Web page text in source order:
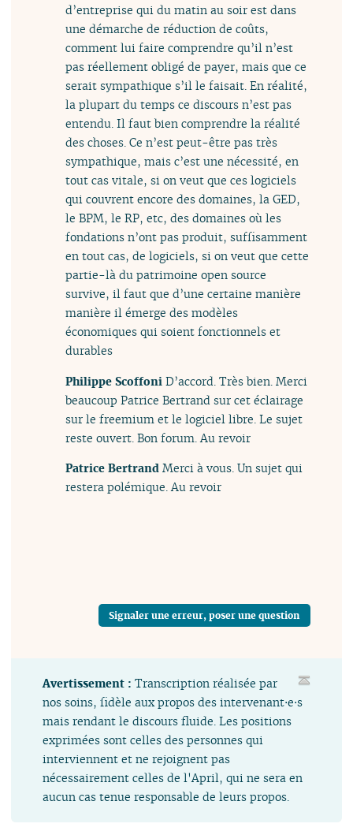
d’entreprise qui du matin au soir est dans
une démarche de réduction de coûts,
comment lui faire comprendre qu’il n’est
pas réellement obligé de payer, mais que ce
serait sympathique s’il le faisait. En réalité,
la plupart du temps ce discours n’est pas
entendu. Il faut bien comprendre la réalité
des choses. Ce n’est peut-être pas très
sympathique, mais c’est une nécessité, en
tout cas vitale, si on veut que ces logiciels
qui couvrent encore des domaines, la GED,
le BPM, le RP, etc, des domaines où les
fondations n’ont pas produit, suffisamment
en tout cas, de logiciels, si on veut que cette
partie-là du patrimoine open source
survive, il faut que d’une certaine manière
manière il émerge des modèles
économiques qui soient fonctionnels et
durables
Philippe Scoffoni D’accord. Très bien. Merci
beaucoup Patrice Bertrand sur cet éclairage
sur le freemium et le logiciel libre. Le sujet
reste ouvert. Bon forum. Au revoir
Patrice Bertrand Merci à vous. Un sujet qui
restera polémique. Au revoir
Signaler une erreur, poser une question
Avertissement :Transcription réalisée par
nos soins, fidèle aux propos des intervenant⋅e⋅s
mais rendant le discours fluide. Les positions
exprimées sont celles des personnes qui
interviennent et ne rejoignent pas
nécessairement celles de l'April, qui ne sera en
aucun cas tenue responsable de leurs propos.